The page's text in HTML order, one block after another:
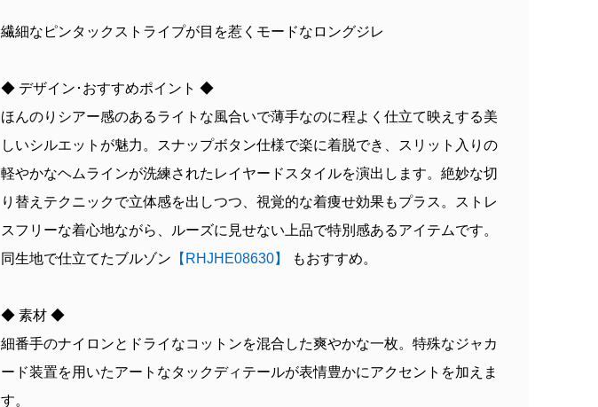
繊細なピンタックストライプが目を惹くモードなロングジレ
◆ デザイン･おすすめポイント ◆
ほんのりシアー感のあるライトな風合いで薄手なのに程よく仕立て映えする美
しいシルエットが魅力。スナップボタン仕様で楽に着脱でき、スリット入りの
軽やかなヘムラインが洗練されたレイヤードスタイルを演出します。絶妙な切
り替えテクニックで立体感を出しつつ、視覚的な着痩せ効果もプラス。ストレ
スフリーな着心地ながら、ルーズに見せない上品で特別感あるアイテムです。
同生地で仕立てたブルゾン 【RHJHE08630】 もおすすめ。
◆ 素材 ◆
細番手のナイロンとドライなコットンを混合した爽やかな一枚。特殊なジャカ
ード装置を用いたアートなタックディテールが表情豊かにアクセントを加えま
す。